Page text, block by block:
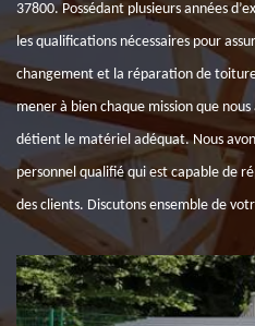
37800. Possédant plusieurs années
les qualifications nécessaires pour
changement et la réparation de
mener à bien chaque mission que
détient le matériel adéquat. Nous
personnel qualifié qui est capable de
des clients. Discutons ensemble de